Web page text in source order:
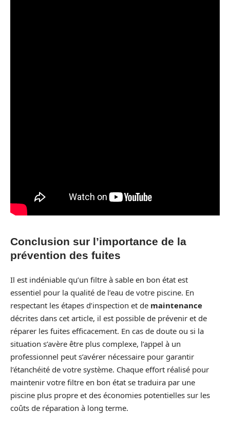
Conclusion sur l’importance de la
prévention des fuites
Il est indéniable qu’un filtre à sable en bon état est
essentiel pour la qualité de l’eau de votre piscine. En
respectant les étapes d’inspection et de maintenance
décrites dans cet article, il est possible de prévenir et de
réparer les fuites efficacement. En cas de doute ou si la
situation s’avère être plus complexe, l’appel à un
professionnel peut s’avérer nécessaire pour garantir
l’étanchéité de votre système. Chaque effort réalisé pour
maintenir votre filtre en bon état se traduira par une
piscine plus propre et des économies potentielles sur les
coûts de réparation à long terme.